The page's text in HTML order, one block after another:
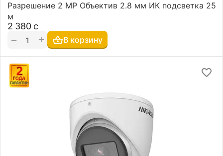
Разрешение 2 MP Объектив 2.8 мм ИК подсветка 25
м
2 380 с
+
− В корзину